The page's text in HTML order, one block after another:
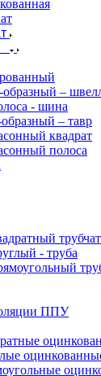
–
- шина
– тавр
квадрат
полоса
- труба
ППУ